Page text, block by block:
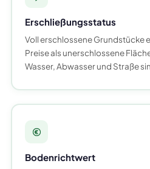
Erschließungsstatus
Voll erschlossene Grundstücke
Preise als unerschlossene
Wasser, Abwasser und Straße
Bodenrichtwert